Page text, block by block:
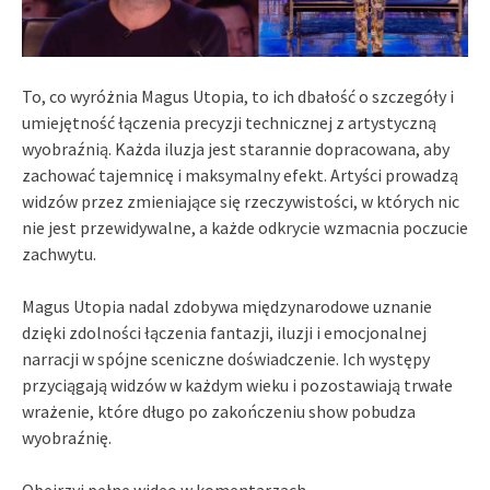
To, co wyróżnia Magus Utopia, to ich dbałość o szczegóły i
umiejętność łączenia precyzji technicznej z artystyczną
wyobraźnią. Każda iluzja jest starannie dopracowana, aby
zachować tajemnicę i maksymalny efekt. Artyści prowadzą
widzów przez zmieniające się rzeczywistości, w których nic
nie jest przewidywalne, a każde odkrycie wzmacnia poczucie
zachwytu.
Magus Utopia nadal zdobywa międzynarodowe uznanie
dzięki zdolności łączenia fantazji, iluzji i emocjonalnej
narracji w spójne sceniczne doświadczenie. Ich występy
przyciągają widzów w każdym wieku i pozostawiają trwałe
wrażenie, które długo po zakończeniu show pobudza
wyobraźnię.